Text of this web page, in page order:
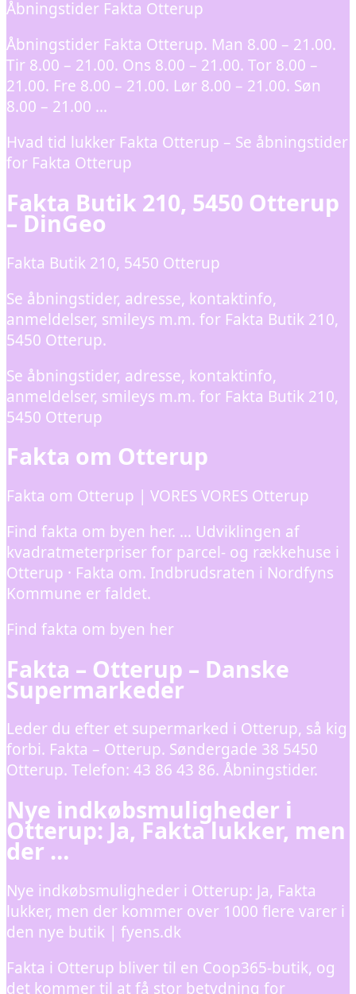
Åbningstider Fakta Otterup
Åbningstider Fakta Otterup. Man 8.00 – 21.00.
Tir 8.00 – 21.00. Ons 8.00 – 21.00. Tor 8.00 –
21.00. Fre 8.00 – 21.00. Lør 8.00 – 21.00. Søn
8.00 – 21.00 …
Hvad tid lukker Fakta Otterup – Se åbningstider
for Fakta Otterup
Fakta Butik 210, 5450 Otterup
– DinGeo
Fakta Butik 210, 5450 Otterup
Se åbningstider, adresse, kontaktinfo,
anmeldelser, smileys m.m. for Fakta Butik 210,
5450 Otterup.
Se åbningstider, adresse, kontaktinfo,
anmeldelser, smileys m.m. for Fakta Butik 210,
5450 Otterup
Fakta om Otterup
Fakta om Otterup | VORES VORES Otterup
Find fakta om byen her. … Udviklingen af
kvadratmeterpriser for parcel- og rækkehuse i
Otterup · Fakta om. Indbrudsraten i Nordfyns
Kommune er faldet.
Find fakta om byen her
Fakta – Otterup – Danske
Supermarkeder
Leder du efter et supermarked i Otterup, så kig
forbi. Fakta – Otterup. Søndergade 38 5450
Otterup. Telefon: 43 86 43 86. Åbningstider.
Nye indkøbsmuligheder i
Otterup: Ja, Fakta lukker, men
der …
Nye indkøbsmuligheder i Otterup: Ja, Fakta
lukker, men der kommer over 1000 flere varer i
den nye butik | fyens.dk
Fakta i Otterup bliver til en Coop365-butik, og
det kommer til at få stor betydning for